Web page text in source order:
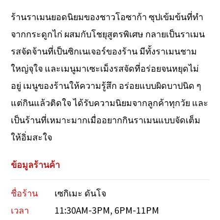
ร้านราเมนยอดนิยมของชาวโอซาก้า ซุปเข้มข้นที่ทำ
จากกระดูกไก่ ผสมกับโชยุสูตรพิเศษ กลายเป็นราเมน
รสจัดจ้านที่เป็นซิกเนเจอร์ของร้าน มีทั้งราเมนชาม
ใหญ่จุใจ และเมนูมาเซะเม็งรสจัดที่อร่อยจนหยุดไม่
อยู่ เมนูของร้านให้ความรู้สึก อร่อยแบบผิดบาปนิด ๆ
แต่กินแล้วติดใจ ได้รับความนิยมจากลูกค้าทุกวัย และ
เป็นร้านที่เหมาะมากเมื่ออยากกินราเมนแบบจัดเต็ม
ให้อิ่มสะใจ
ข้อมูลร้านค้า
ชื่อร้าน
เซกิเมะ ดันโจ
เวลา
11:30AM-3PM, 6PM-11PM